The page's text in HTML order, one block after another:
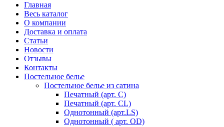
Главная
Весь каталог
О компании
Доставка и оплата
Статьи
Новости
Отзывы
Контакты
Постельное белье
Постельное белье из сатина
Печатный (арт. С)
Печатный (арт. СL)
Однотонный (арт.LS)
Однотонный ( арт. OD)